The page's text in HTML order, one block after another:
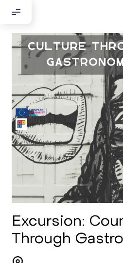
Добрый день!
Если вы хотите с
пожалуйста,
По адресу:
Kontaktní e-mail:
Или в соцсети
Excursion:
Through